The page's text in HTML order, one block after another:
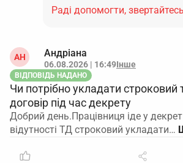
Раді допомогти,
АН Андріана
06.08.2026 | 16:49Інше
ВІДПОВІДЬ НАДАНО
Чи потрібно укладати строковий
договір під час декрету
Добрий день.Працівниця іде у декрет
відутності ТД строковий укладати…